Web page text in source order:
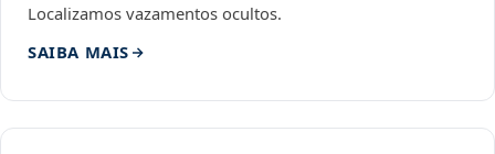
Localizamos vazamentos ocultos.
SAIBA MAIS